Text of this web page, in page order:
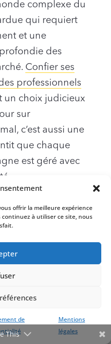
offrir la meilleure expérience
continuez à utiliser ce site, nous
de
Mentions
légales
complexe du
qui requiert
et une
des
Confier ses
professionnels
un choix judicieux
sur
c’est aussi une
que chaque
est géré avec
vous guider, vous
des résultats
sommes là
nous dès
This